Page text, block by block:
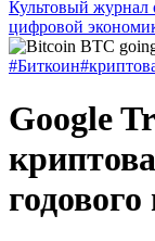
Культовый журнал
цифровой
#Биткоин
Google